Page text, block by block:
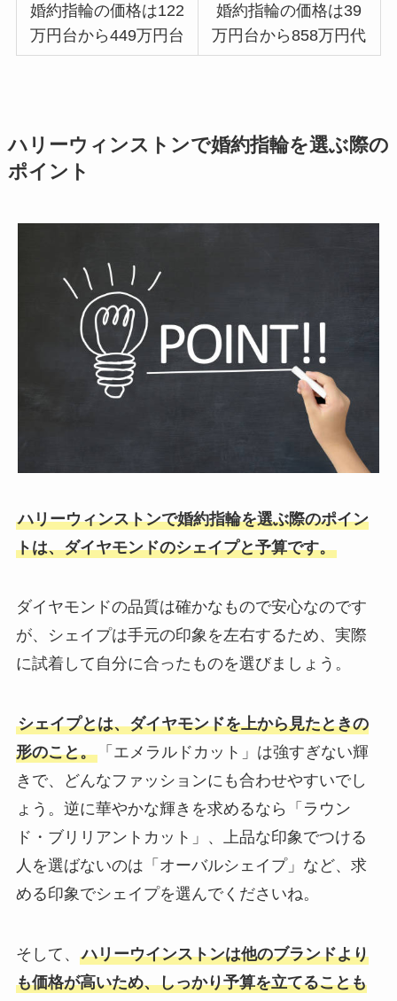
婚約指輪の価格は122
万円台から449万円台
婚約指輪の価格は39
万円台から858万円代
ハリーウィンストンで婚約指輪を選ぶ際の
ポイント
ハリーウィンストンで婚約指輪を選ぶ際のポイン
トは、ダイヤモンドのシェイプと予算です。
ダイヤモンドの品質は確かなもので安心なのです
が、シェイプは手元の印象を左右するため、実際
に試着して自分に合ったものを選びましょう。
シェイプとは、ダイヤモンドを上から見たときの
形のこと。「エメラルドカット」は強すぎない輝
きで、どんなファッションにも合わせやすいでし
ょう。逆に華やかな輝きを求めるなら「ラウン
ド・ブリリアントカット」、上品な印象でつける
人を選ばないのは「オーバルシェイプ」など、求
める印象でシェイプを選んでくださいね。
そして、 ハリーウインストンは他のブランドより
も価格が高いため、しっかり予算を立てることも